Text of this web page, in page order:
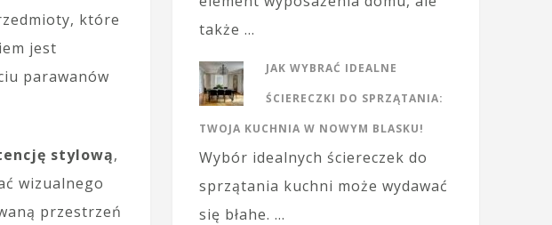
które
jest
parawanów
stylową,
wizualnego
przestrzeń
także …
JAK WYBRAĆ IDEALNE
ŚCIERECZKI DO SPRZĄTANIA:
TWOJA KUCHNIA W NOWYM BLASKU!
Wybór idealnych ściereczek do
sprzątania kuchni może wydawać
się błahe. …